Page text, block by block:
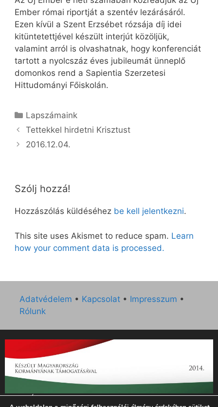
Ember római riportját a szentév lezárásáról.
Ezen kívül a Szent Erzsébet rózsája díj idei
kitüntetettjével készült interjút közöljük,
valamint arról is olvashatnak, hogy konferenciát
tartott a nyolcszáz éves jubileumát ünneplő
domonkos rend a Sapientia Szerzetesi
Hittudományi Főiskolán.
Kategória
Lapszámaink
Tettekkel hirdetni Krisztust
2016.12.04.
Szólj hozzá!
Hozzászólás küldéséhez be kell jelentkezni.
This site uses Akismet to reduce spam. Learn
how your comment data is processed.
Adatvédelem • Kapcsolat • Impresszum •
Rólunk
„Az Új Ember katolikus hetilap 2014. évi működésének